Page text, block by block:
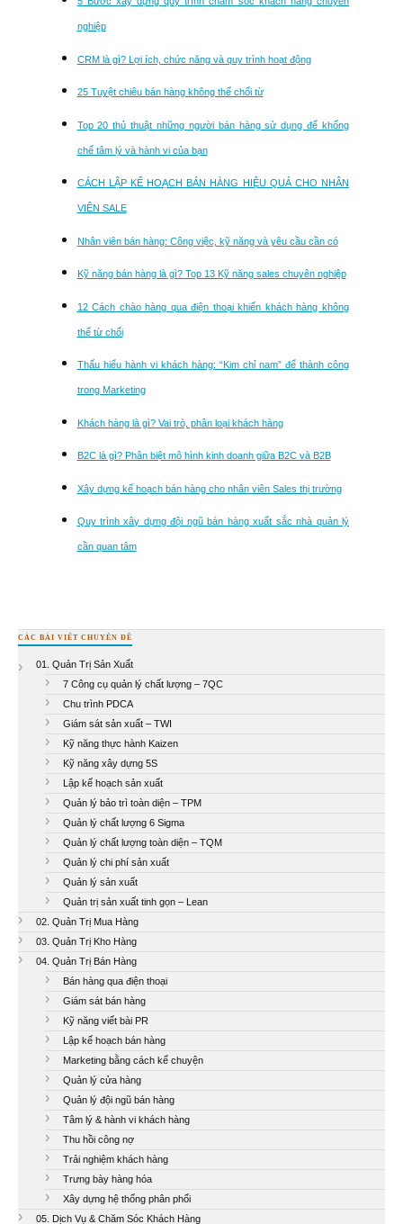
nghiệp
CRM là gì? Lợi ích, chức năng và quy trình hoạt động
25 Tuyệt chiêu bán hàng không thể chối từ
Top 20 thủ thuật những người bán hàng sử dụng để khống
chế tâm lý và hành vi của bạn
CÁCH LẬP KẾ HOẠCH BÁN HÀNG HIỆU QUẢ CHO NHÂN
VIÊN SALE
Nhân viên bán hàng: Công việc, kỹ năng và yêu cầu cần có
Kỹ năng bán hàng là gì? Top 13 Kỹ năng sales chuyên nghiệp
12 Cách chào hàng qua điện thoại khiến khách hàng không
thể từ chối
Thấu hiểu hành vi khách hàng: “Kim chỉ nam” để thành công
trong Marketing
Khách hàng là gì? Vai trò, phân loại khách hàng
B2C là gì? Phân biệt mô hình kinh doanh giữa B2C và B2B
Xây dựng kế hoạch bán hàng cho nhân viên Sales thị trường
Quy trình xây dựng đội ngũ bán hàng xuất sắc nhà quản lý
cần quan tâm
CÁC BÀI VIẾT CHUYÊN ĐỀ
01. Quản Trị Sản Xuất
7 Công cụ quản lý chất lượng – 7QC
Chu trình PDCA
Giám sát sản xuất – TWI
Kỹ năng thực hành Kaizen
Kỹ năng xây dựng 5S
Lập kế hoạch sản xuất
Quản lý bảo trì toàn diện – TPM
Quản lý chất lượng 6 Sigma
Quản lý chất lượng toàn diện – TQM
Quản lý chi phí sản xuất
Quản lý sản xuất
Quản trị sản xuất tinh gọn – Lean
02. Quản Trị Mua Hàng
03. Quản Trị Kho Hàng
04. Quản Trị Bán Hàng
Bán hàng qua điện thoại
Giám sát bán hàng
Kỹ năng viết bài PR
Lập kế hoạch bán hàng
Marketing bằng cách kể chuyện
Quản lý cửa hàng
Quản lý đội ngũ bán hàng
Tâm lý & hành vi khách hàng
Thu hồi công nợ
Trải nghiệm khách hàng
Trưng bày hàng hóa
Xây dựng hệ thống phân phối
05. Dịch Vụ & Chăm Sóc Khách Hàng